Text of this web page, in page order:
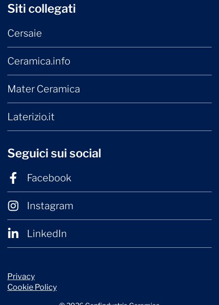
Siti collegati
Cersaie
Ceramica.info
Mater Ceramica
Laterizio.it
Seguici sui social
Facebook
Instagram
LinkedIn
Privacy
Cookie Policy